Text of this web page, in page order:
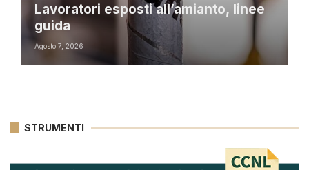
Lavoratori esposti all’amianto, linee
guida
Agosto 7, 2026
STRUMENTI